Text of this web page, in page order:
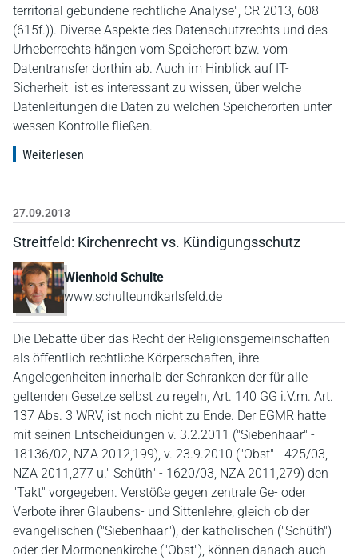
territorial gebundene rechtliche Analyse", CR 2013, 608
(615f.)). Diverse Aspekte des Datenschutzrechts und des
Urheberrechts hängen vom Speicherort bzw. vom
Datentransfer dorthin ab. Auch im Hinblick auf IT-
Sicherheit ist es interessant zu wissen, über welche
Datenleitungen die Daten zu welchen Speicherorten unter
wessen Kontrolle fließen.
Weiterlesen
27.09.2013
Streitfeld: Kirchenrecht vs. Kündigungsschutz
Wienhold Schulte
www.schulteundkarlsfeld.de
Die Debatte über das Recht der Religionsgemeinschaften
als öffentlich-rechtliche Körperschaften, ihre
Angelegenheiten innerhalb der Schranken der für alle
geltenden Gesetze selbst zu regeln, Art. 140 GG i.V.m. Art.
137 Abs. 3 WRV, ist noch nicht zu Ende. Der EGMR hatte
mit seinen Entscheidungen v. 3.2.2011 ("Siebenhaar" -
18136/02, NZA 2012,199), v. 23.9.2010 ("Obst" - 425/03,
NZA 2011,277 u." Schüth" - 1620/03, NZA 2011,279) den
"Takt" vorgegeben. Verstöße gegen zentrale Ge- oder
Verbote ihrer Glaubens- und Sittenlehre, gleich ob der
evangelischen ("Siebenhaar"), der katholischen ("Schüth")
oder der Mormonenkirche ("Obst"), können danach auch